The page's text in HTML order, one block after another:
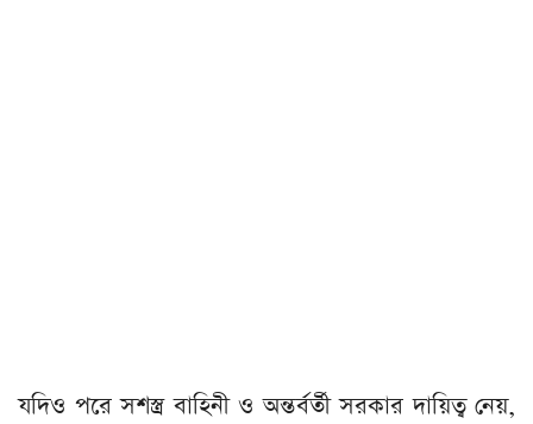
যদিও পরে সশস্ত্র বাহিনী ও অন্তর্বর্তী সরকার দায়িত্ব নেয়,